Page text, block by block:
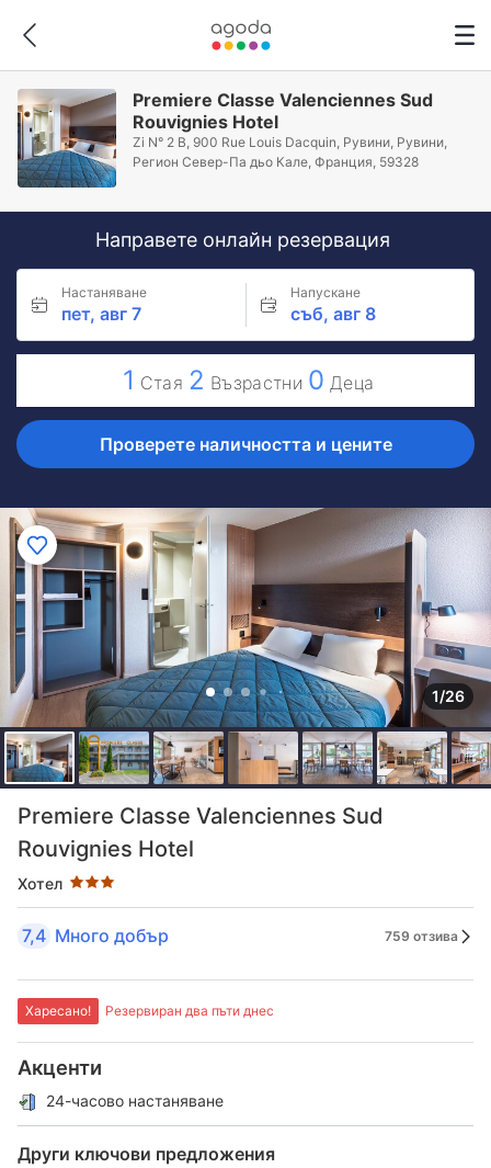
Premiere Classe Valenciennes Sud
Rouvignies Hotel
Zi N° 2 B, 900 Rue Louis Dacquin, Рувини, Рувини,
Регион Север-Па дьо Кале, Франция, 59328
Направете онлайн резервация
Настаняване
пет, авг 7
Напускане
съб, авг 8
1 Стая 2 Възрастни 0 Деца
Проверете наличността и цените
1/26
Premiere Classe Valenciennes Sud
Rouvignies Hotel
Хотел
Оценка в звезди: 3 звезди
7,4 Много добър 759 отзива
Харесано! Резервиран два пъти днес
Акценти
24-часово настаняване
Други ключови предложения